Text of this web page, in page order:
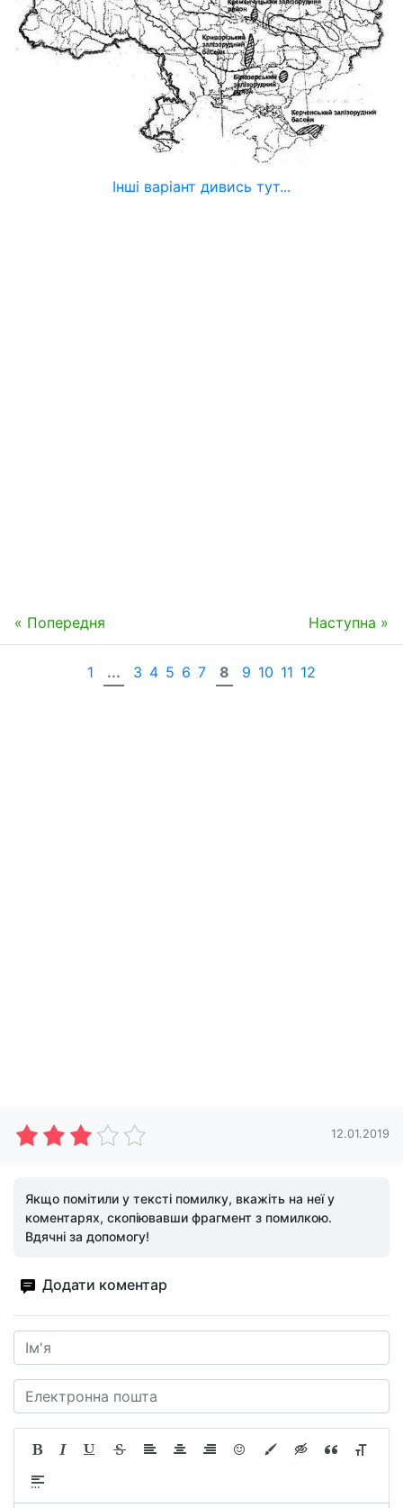
Інші варіант дивись тут...
« Попередня Наступна »
1 ... 3 4 5 6 7 8 9 10 11 12
12.01.2019
Якщо помітили у тексті помилку, вкажіть на неї у
коментарях, скопіювавши фрагмент з помилкою.
Вдячні за допомогу!
Додати коментар